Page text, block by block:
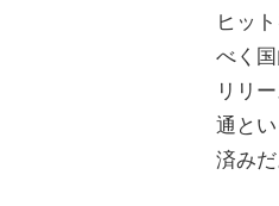
ヒッ
べく
リリ
通と
済みだ